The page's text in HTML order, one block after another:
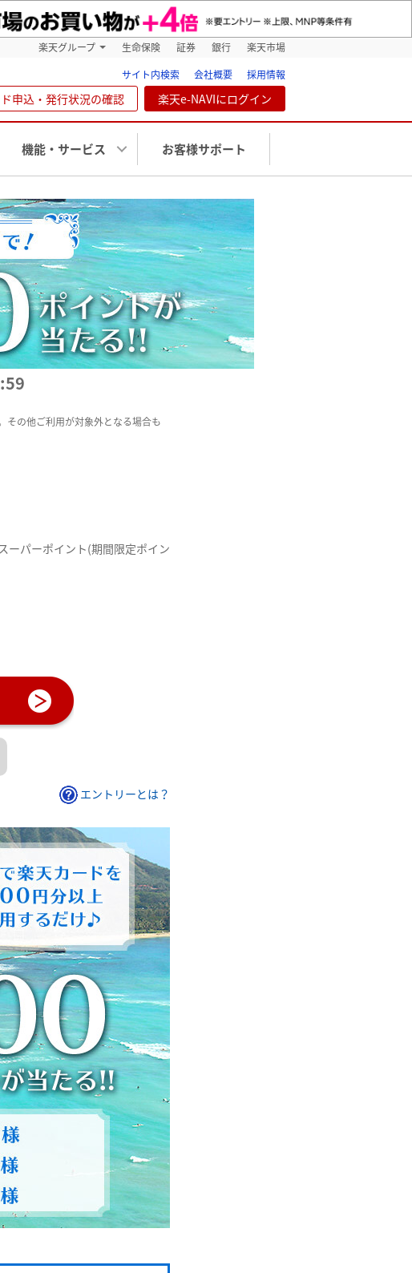
楽天グループ 生命保険 証券 銀行
楽天市場
サイト内検索
会社概要 採用情報
申込・発行状況の確認 楽天e-NAVIにログイン
機能・サービス お客様サポート
その他ご利用が対象外となる場合も
ーパーポイント(期間限定ポイン
エントリーとは？